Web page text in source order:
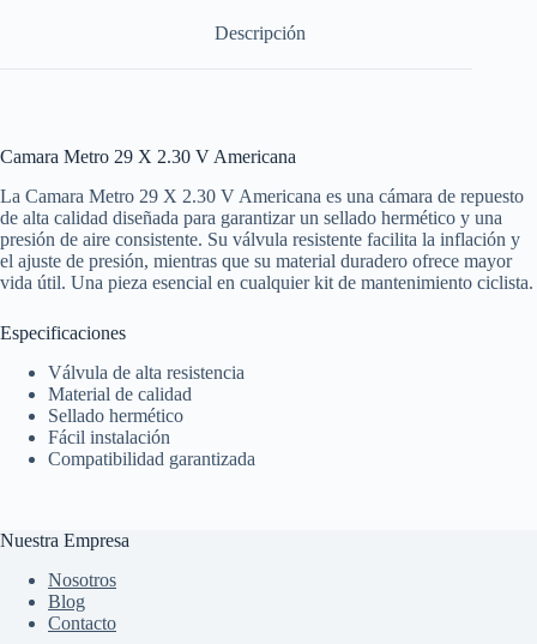
Descripción
Camara Metro 29 X 2.30 V Americana
La Camara Metro 29 X 2.30 V Americana es una cámara de repuesto
de alta calidad diseñada para garantizar un sellado hermético y una
presión de aire consistente. Su válvula resistente facilita la inflación y
el ajuste de presión, mientras que su material duradero ofrece mayor
vida útil. Una pieza esencial en cualquier kit de mantenimiento ciclista.
Especificaciones
Válvula de alta resistencia
Material de calidad
Sellado hermético
Fácil instalación
Compatibilidad garantizada
Nuestra Empresa
Nosotros
Blog
Contacto